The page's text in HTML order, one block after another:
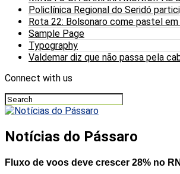
Policlínica Regional do Seridó
Rota 22: Bolsonaro come pastel
Sample Page
Typography
Valdemar diz que não passa pela
Connect with us
Notícias do Pássaro
Fluxo de voos deve crescer 28% no